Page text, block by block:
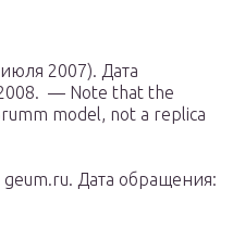
2007). Дата
— Note that the
model, not a replica
geum.ru. Дата обращения: